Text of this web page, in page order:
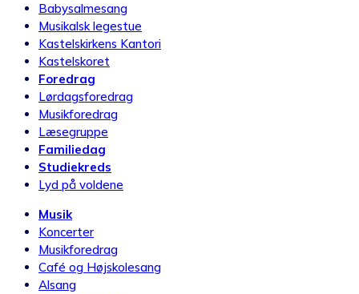
Babysalmesang
Musikalsk legestue
Kastelskirkens Kantori
Kastelskoret
Foredrag
Lørdagsforedrag
Musikforedrag
Læsegruppe
Familiedag
Studiekreds
Lyd på voldene
Musik
Koncerter
Musikforedrag
Café og Højskolesang
Alsang